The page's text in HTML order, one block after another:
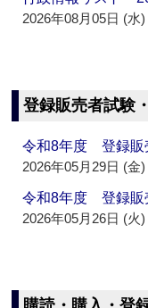
2026年08月05日 (水)
登録販売者試験
令和8年度 登録
2026年05月29日 (金)
令和8年度 登録
2026年05月26日 (火)